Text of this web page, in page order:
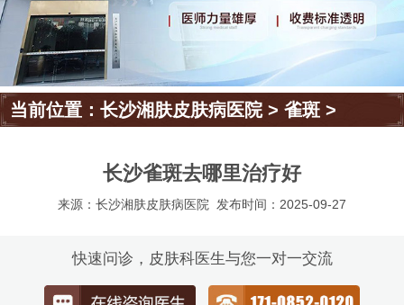
当前位置：长沙湘肤皮肤病医院>雀斑 >
长沙雀斑去哪里治疗好
来源：长沙湘肤皮肤病医院 发布时间：2025-09-27
快速问诊，皮肤科医生与您一对一交流